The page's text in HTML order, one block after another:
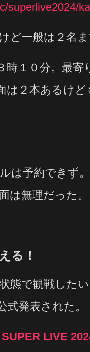
superlive2024/
ど一般は２名ま
時１０分。最寄
は２本あるけど
は予約できず
は無理だった
る！
態で観戦した
式発表された。
LIVE